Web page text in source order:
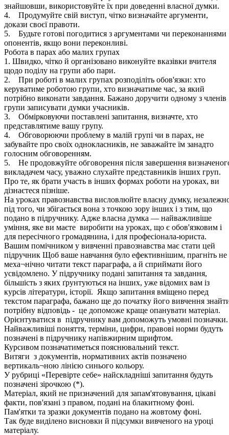
знайшовши, використовуйте їх при доведенні власної думки.
4. Продумуйте свій виступ, чітко визначайте аргументи,
докази своєї правоти.
5. Будьте готові погодитися з аргументами чи переконаннями
опонентів, якщо вони переконливі.
Робота в парах або малих групах
1. Швидко, чітко й організовано виконуйте вказівки вчителя
щодо поділу на групи або пари.
2. При роботі в малих групах розподіліть обов'язки: хто
керуватиме роботою групи, хто визначатиме час, за який
потрібно виконати завдання. Бажано доручити одному з членів
групи записувати думки учасників.
3. Обмірковуючи поставлені запитання, визначте, хто
представлятиме вашу групу.
4. Обговорюючи проблему в малій групі чи в парах, не
забувайте про своїх однокласників, не заважайте їм занадто
голосним обговоренням.
5. Не продовжуйте обговорення після завершення
викладачем часу, уважно слухайте представників інших груп.
Про те, як брати участь в інших формах роботи на уроках, ви
дізнаєтеся пізніше.
На уроках правознавства висловлюйте власну думку,
під того, чи збігається вона з точкою зору інших і з тим, що
подано в підручнику. Адже власна думка — найважливіше
уміння, яке ви маєте виробити на уроках, що є обов'язковим і
для пересічного громадянина, і для професіонала-юриста.
Вашим помічником у вивченні правознавства має стати цей
підручник Щоб ваше навчання було ефективнішим, прагніть не
меха¬нічно читати текст параграфа, а й сприймати його
усвідомлено. У підручнику подані запитання та завдання,
більшість з яких ґрунтуються на інших, уже відомих вам із
курсів літератури, історії. Якщо запитання вміщено перед
текстом параграфа, бажано ще до початку його вивчення
потрібну відповідь - це допоможе краще опанувати матеріал.
Орієнтуватися в підручнику вам допоможуть умовні позначки.
Найважливіші поняття, терміни, цифри, правові норми будуть
позначені в підручнику напівжирним шрифтом.
Курсивом позначатиметься пояснювальний текст.
Витяги з документів, нормативних актів позначено
вертикаль¬ною лінією синього кольору.
У рубриці «Перевірте себе» найскладніші запитання будуть
позначені зірочкою (*).
Матеріал, який не призначений для запам'ятовування, цікаві
факти, пов'язані з правом, подані на блакитному фоні.
Пам'ятки та зразки документів подано на жовтому фоні.
Так буде виділено висновки й підсумки вивченого на уроці
матеріалу.